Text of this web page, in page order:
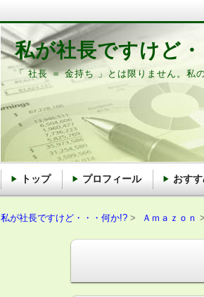
私が社長ですけど・・・何か!? Ａｍａｚｏｎ
私が社長ですけど
「 社長 ＝ 金持ち 」とは限りません。私
トップ プロフィール おす